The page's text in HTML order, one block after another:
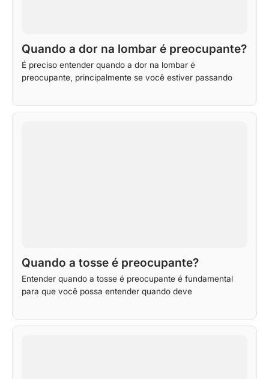
Quando a dor na lombar é preocupante?
É preciso entender quando a dor na lombar é
preocupante, principalmente se você estiver passando
Quando a tosse é preocupante?
Entender quando a tosse é preocupante é fundamental
para que você possa entender quando deve